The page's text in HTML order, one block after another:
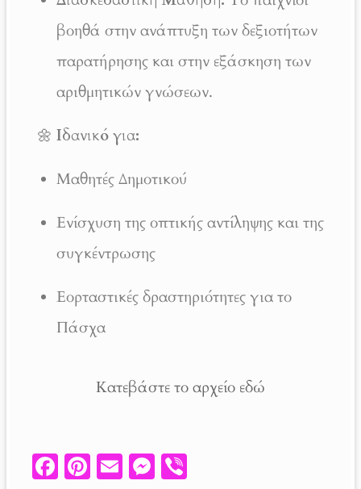
βοηθά στην ανάπτυξη των δεξιοτήτων
παρατήρησης και στην εξάσκηση των
αριθμητικών γνώσεων.
🌼 Ιδανικό για:
Μαθητές Δημοτικού
Ενίσχυση της οπτικής αντίληψης και της
συγκέντρωσης
Εορταστικές δραστηριότητες για το
Πάσχα
Κατεβάστε το αρχείο εδώ
Fa Pi E M